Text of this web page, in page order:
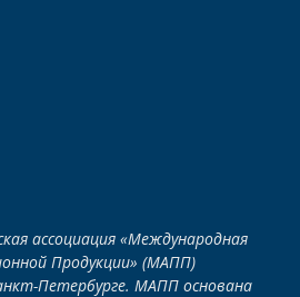
ассоциация «Международная
Продукции» (МАПП)
Петербурге. МАПП основана